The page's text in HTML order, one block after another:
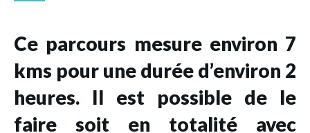
Ce parcours mesure environ 7
kms pour une durée d’environ 2
heures. Il est possible de le
faire soit en totalité avec